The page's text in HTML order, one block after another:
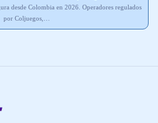
desde Colombia en 2026. Operadores regulados
por Coljuegos,…